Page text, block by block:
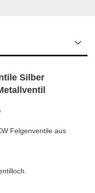
Silber
Felgenventile aus